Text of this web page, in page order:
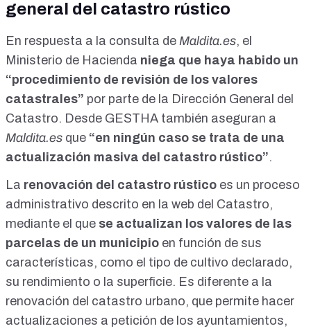
manto de opacidad, provocando una oleada de quejas entre
parcelas calificadas como suelo rústico, ha llegado por
sorpresa en forma de carta, sin comunicación pública previa
ni explicaciones detalladas, según avanza El Debate. En
muchos casos, los valores catastrales se han más que
aumento de la presión fiscal sobre los agricultores. La
organización agraria Asaja Aragón ha calificado esta
maniobra como un «catastrazo» encubierto.
https://www.eldebate.com/campo-y-
caza/20250716/hacienda-duplica-valor-suelo-rustico-
duplica el valor del suelo rústico para que los agricultores
paguen más impuestos El sector primario condena las
esta actualización Agricultores desesperados por la plaga
de conejos piden la autorización de métodos de gestión
prohibidos Manuel Yaben Manuel Yaben 16 jul. 2025 - 04:30
general del catastro rústico
En respuesta a la consulta de Maldita.es, el
Ministerio de Hacienda niega que haya habido un
“procedimiento de revisión de los valores
catastrales” por parte de la Dirección General del
Catastro. Desde GESTHA también aseguran a
Maldita.es que “en ningún caso se trata de una
actualización masiva del catastro rústico”.
La renovación del catastro rústico es un proceso
administrativo descrito en la web del Catastro,
mediante el que se actualizan los valores de las
parcelas de un municipio en función de sus
características, como el tipo de cultivo declarado,
su rendimiento o la superficie. Es diferente a la
renovación del catastro urbano, que permite hacer
actualizaciones a petición de los ayuntamientos,